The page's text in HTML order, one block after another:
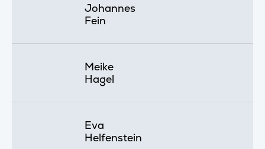
Johannes
Fein
Meike
Hagel
Eva
Helfenstein